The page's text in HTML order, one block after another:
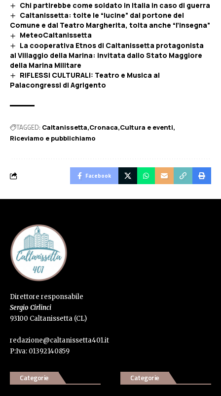
Chi partirebbe come soldato in Italia in caso di guerra
Caltanissetta: tolte le “lucine” dal portone del
Comune e dal Teatro Margherita, tolta anche “l’insegna”
MeteoCaltanissetta
La cooperativa Etnos di Caltanissetta protagonista
al Villaggio della Marina: invitata dallo Stato Maggiore
della Marina Militare
RIFLESSI CULTURALI: Teatro e Musica al
Palacongressi di Agrigento
TAGGED: Caltanissetta Cronaca Cultura e eventi
Riceviamo e pubblichiamo
Facebook
Direttore responsabile
Sergio Cirlinci
93100 Caltanissetta (CL)
redazione@caltanissetta401.it
P:Iva: 01392140859
Categorie Categorie